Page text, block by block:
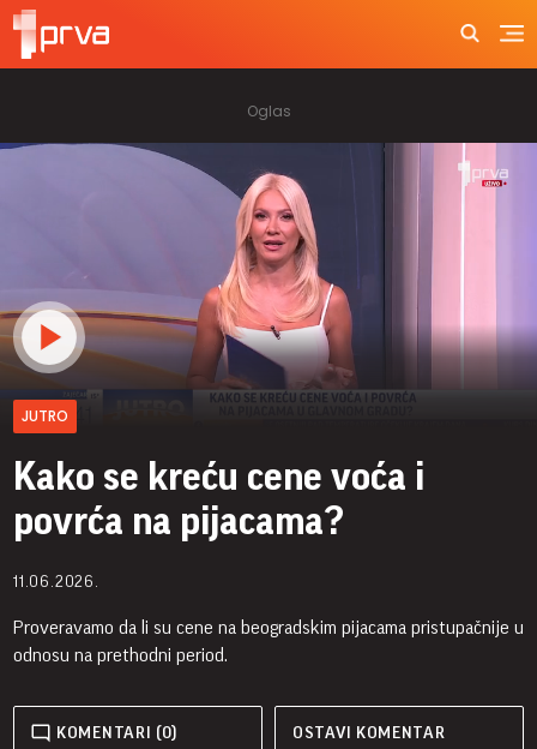
JUTRO
Kako se kreću cene voća i
povrća na pijacama?
11.06.2026.
Proveravamo da li su cene na beogradskim pijacama pristupačnije u
odnosu na prethodni period.
KOMENTARI (0) OSTAVI KOMENTAR